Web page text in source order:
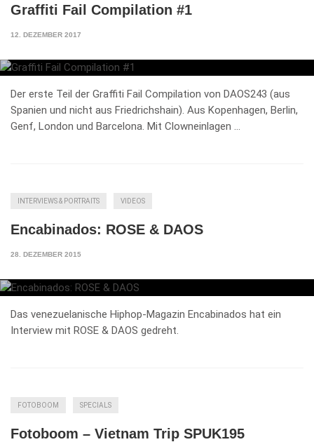
Graffiti Fail Compilation #1
12. DEZEMBER 2017
Der erste Teil der Graffiti Fail Compilation von DAOS243 (aus
Spanien und nicht aus Friedrichshain). Aus Kopenhagen, Berlin,
Genf, London und Barcelona. Mit Clowneinlagen …
INTERVIEWS & PORTRAITS VIDEOS
Encabinados: ROSE & DAOS
28. DEZEMBER 2015
Das venezuelanische Hiphop-Magazin Encabinados hat ein
Interview mit ROSE & DAOS gedreht.
FOTOBOOM SPECIALS
Fotoboom – Vietnam Trip SPUK195